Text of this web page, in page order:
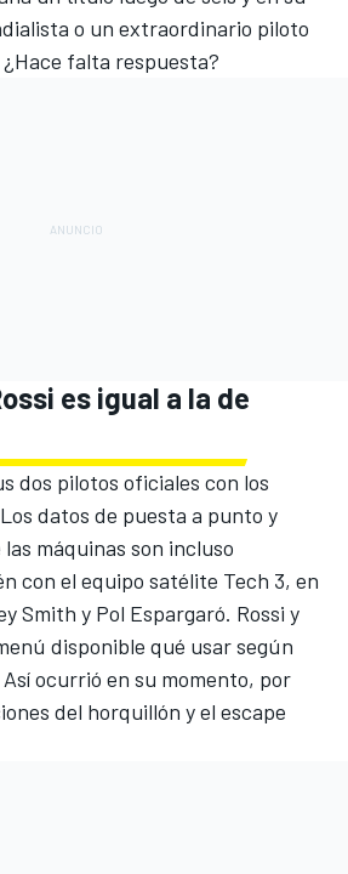
o un extraordinario piloto
falta respuesta?
es igual a la de
dos pilotos oficiales con los
datos de puesta a punto y
máquinas son incluso
con el equipo satélite Tech 3, en
Smith y Pol Espargaró. Rossi y
disponible qué usar según
ocurrió en su momento, por
del horquillón y el escape